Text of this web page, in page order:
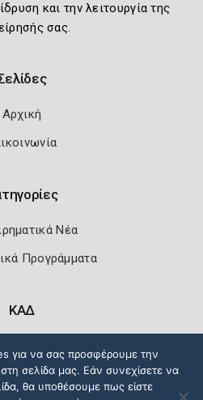
και την λειτουργία της
σας.
Αρχική
Νέα
Προγράμματα
ΚΑΔ
για να σας προσφέρουμε την
σελίδα μας. Εάν συνεχίσετε να
θα υποθέσουμε πως είστε